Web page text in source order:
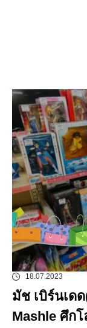
18.07.2023
มัช เบิร์นเด
Mashle ศึก